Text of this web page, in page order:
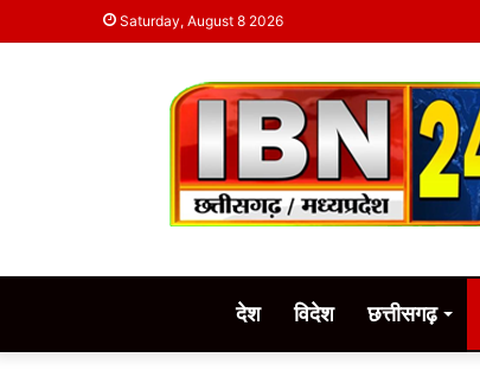
Saturday, August 8 2026
देश विदेश छत्तीसगढ़